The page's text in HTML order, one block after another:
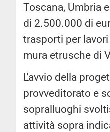
Toscana, Umbria
di 2.500.000 di
trasporti per
mura etrusche di
L'avvio della
provveditorato e
sopralluoghi
attività sopra